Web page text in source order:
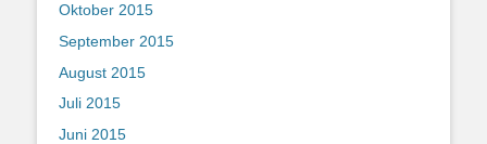
Oktober 2015
September 2015
August 2015
Juli 2015
Juni 2015